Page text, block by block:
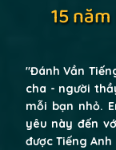
"Đánh Vần
cha - người
mỗi bạn nhỏ.
yêu này đến
được Tiếng Anh
15